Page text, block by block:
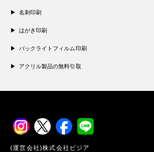
名刺印刷
はがき印刷
バックライトフィルム印刷
アクリル製品の無料引取
(運営会社)株式会社ビジア